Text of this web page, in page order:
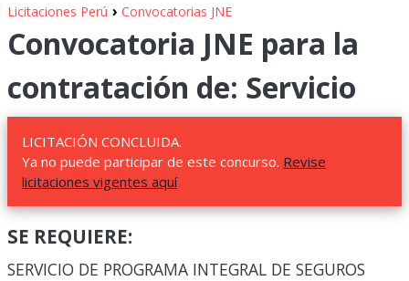
Licitaciones Perú › Convocatorias JNE
Convocatoria JNE para la
contratación de: Servicio
LICITACIÓN CONCLUIDA.
Ya no puede participar de este concurso. Revise
licitaciones vigentes aquí
SE REQUIERE:
SERVICIO DE PROGRAMA INTEGRAL DE SEGUROS